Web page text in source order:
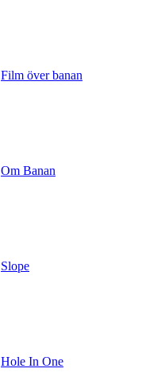
Film över banan
Om Banan
Slope
Hole In One